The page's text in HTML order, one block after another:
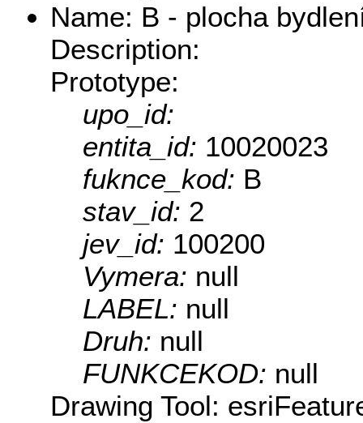
Name: B - plocha
Description:
Prototype:
upo_id:
entita_id: 10020023
fuknce_kod: B
stav_id: 2
jev_id: 100200
Vymera: null
LABEL: null
Druh: null
FUNKCEKOD: null
Drawing Tool: